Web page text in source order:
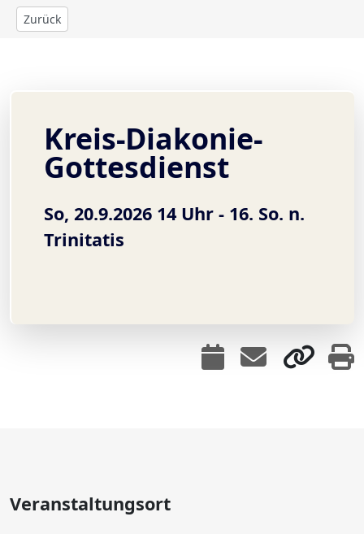
Zurück
Kreis-Diakonie-
Gottesdienst
So, 20.9.2026 14 Uhr - 16. So. n.
Trinitatis
Veranstaltungsort